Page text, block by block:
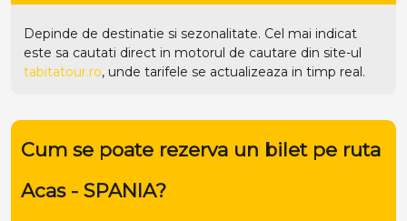
Depinde de destinatie si sezonalitate. Cel mai indicat
este sa cautati direct in motorul de cautare din site-ul
tabitatour.ro, unde tarifele se actualizeaza in timp real.
Cum se poate rezerva un bilet pe ruta
Acas - SPANIA?